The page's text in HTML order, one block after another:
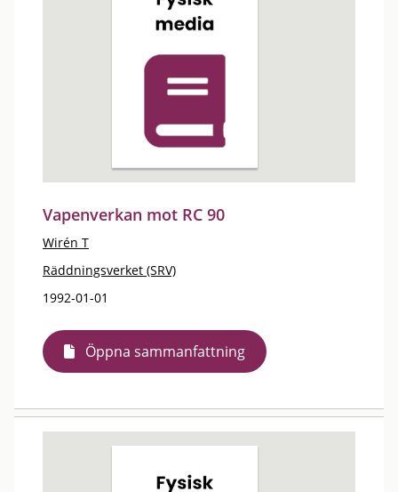
Vapenverkan mot RC 90
Wirén T
Räddningsverket (SRV)
1992-01-01
Öppna sammanfattning